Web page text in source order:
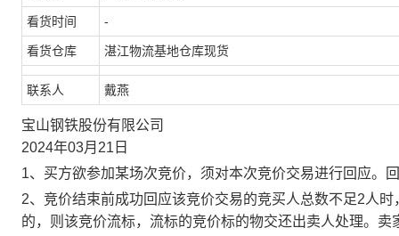
看货时间 -
看货仓库 湛江物流基地仓库现货
联系人 戴燕
宝山钢铁股份有限公司
2024年03月21日
1、买方欲参加某场次竞价，须对本次竞价交易进行回应。
2、竞价结束前成功回应该竞价交易的竞买人总数不足2人
的，则该竞价流标，流标的竞价标的物交还出卖人处理。